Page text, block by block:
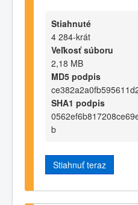
Stiahnuté
4 284-krát
Veľkosť súboru
2,18 MB
MD5 podpis
SHA1 podpis
b
Stiahnuť teraz